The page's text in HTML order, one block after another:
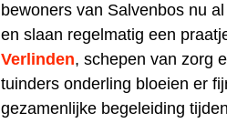
bewoners van Salvenbos nu
en slaan regelmatig een
Verlinden, schepen van zorg
tuinders onderling bloeien er
gezamenlijke begeleiding